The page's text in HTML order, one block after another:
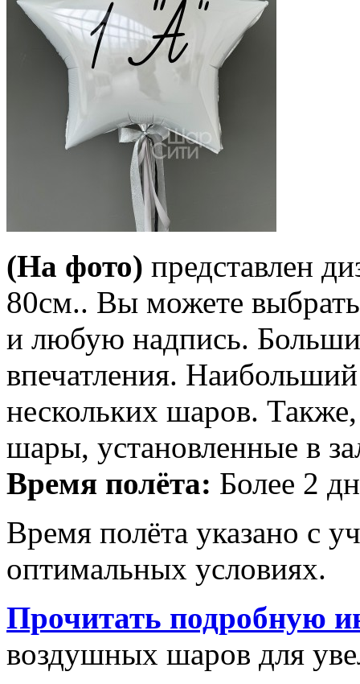
(На фото) представлен
80см.. Вы можете
и любую надпись.
впечатления. Наибольший
нескольких шаров.
шары, установленные в
Время полёта: Более 2
Время полёта указано с
оптимальных условиях.
Прочитать подробную
воздушных шаров для